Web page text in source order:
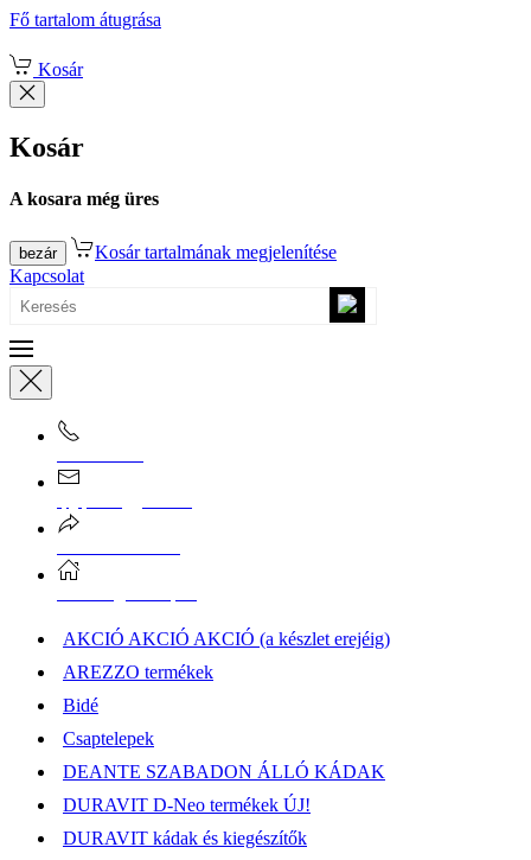
Fő tartalom átugrása
Kosár
Kosár
A kosara még üres
bezár
Kosár tartalmának megjelenítése
Kapcsolat
AKCIÓ AKCIÓ AKCIÓ (a készlet erejéig)
AREZZO termékek
Bidé
Csaptelepek
DEANTE SZABADON ÁLLÓ KÁDAK
DURAVIT D-Neo termékek ÚJ!
DURAVIT kádak és kiegészítők